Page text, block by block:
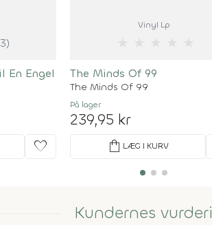
En Engel
favorite
Vinyl Lp
The Minds Of 99
The Minds Of 99
På lager
239,95 kr
shopping_bag LÆG I KURV
Kundernes